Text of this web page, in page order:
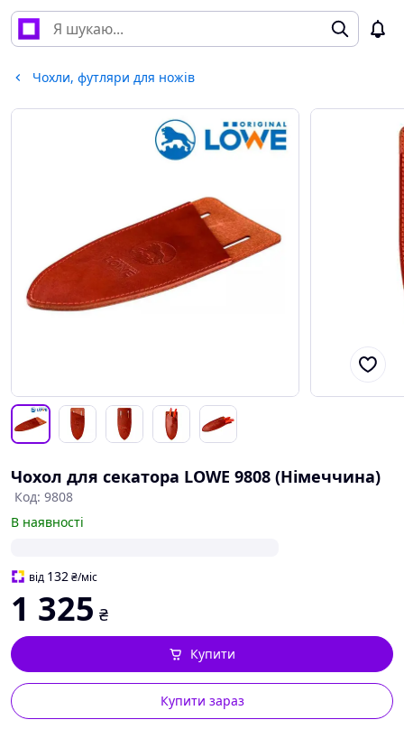
Чохли, футляри для ножів
Чохол для секатора LOWE 9808 (Німеччина)
Код: 9808
В наявності
від 132₴/міс
1 325 ₴
Купити зараз
Купити